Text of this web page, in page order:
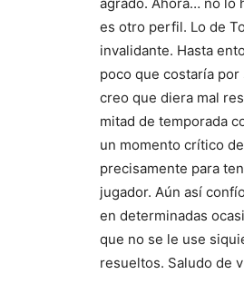
es otro perfil. Lo de
invalidante. Hasta
poco que costaría
creo que diera mal
mitad de temporada
un momento crítico
precisamente para
jugador. Aún así
en determinadas
que no se le use
resueltos. Saludo de